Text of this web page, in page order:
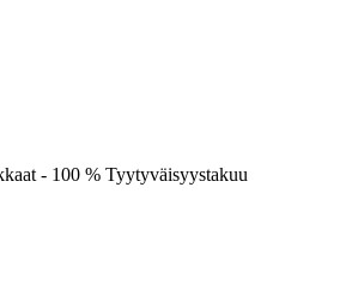
- 100 % Tyytyväisyystakuu